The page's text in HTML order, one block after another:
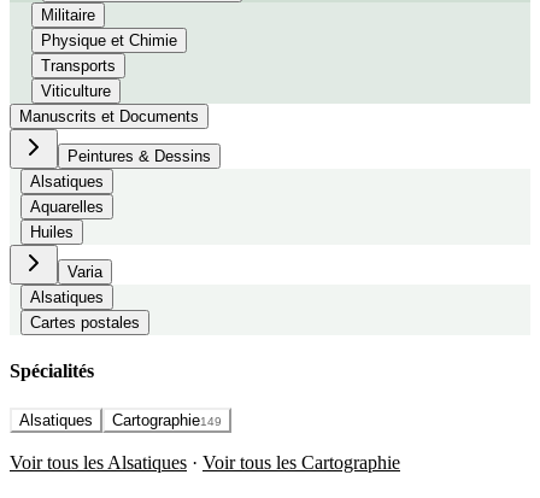
Militaire
Physique et Chimie
Transports
Viticulture
Manuscrits et Documents
Peintures & Dessins
Alsatiques
Aquarelles
Huiles
Varia
Alsatiques
Cartes postales
Spécialités
Alsatiques Cartographie149
Voir tous les Alsatiques · Voir tous les Cartographie